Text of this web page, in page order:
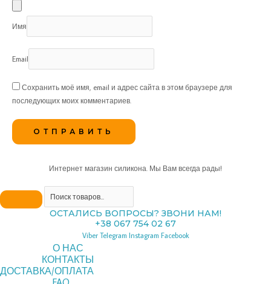
Имя
Email
Сохранить моё имя, email и адрес сайта в этом браузере для
последующих моих комментариев.
Интернет магазин силикона. Мы Вам всегда рады!
ОСТАЛИСЬ ВОПРОСЫ? ЗВОНИ НАМ!
+38 067 754 02 67
Viber Telegram Instagram Facebook
О НАС
КОНТАКТЫ
ДОСТАВКА/ОПЛАТА